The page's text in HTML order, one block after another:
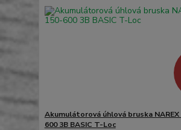
Akumulátorová úhlová bruska NAREX
600 3B BASIC T-Loc